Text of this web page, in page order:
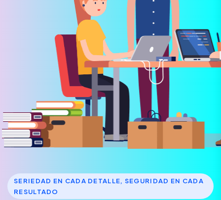
SERIEDAD EN CADA DETALLE, SEGURIDAD EN CADA
RESULTADO